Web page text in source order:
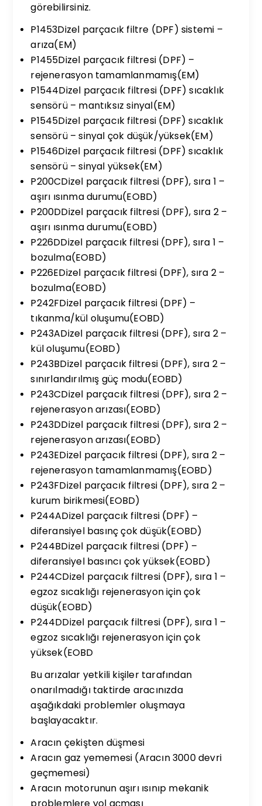
görebilirsiniz.
P1453Dizel parçacık filtre (DPF) sistemi –
arıza(EM)
P1455Dizel parçacık filtresi (DPF) –
rejenerasyon tamamlanmamış(EM)
P1544Dizel parçacık filtresi (DPF) sıcaklık
sensörü – mantıksız sinyal(EM)
P1545Dizel parçacık filtresi (DPF) sıcaklık
sensörü – sinyal çok düşük/yüksek(EM)
P1546Dizel parçacık filtresi (DPF) sıcaklık
sensörü – sinyal yüksek(EM)
P200CDizel parçacık filtresi (DPF), sıra 1 –
aşırı ısınma durumu(EOBD)
P200DDizel parçacık filtresi (DPF), sıra 2 –
aşırı ısınma durumu(EOBD)
P226DDizel parçacık filtresi (DPF), sıra 1 –
bozulma(EOBD)
P226EDizel parçacık filtresi (DPF), sıra 2 –
bozulma(EOBD)
P242FDizel parçacık filtresi (DPF) –
tıkanma/kül oluşumu(EOBD)
P243ADizel parçacık filtresi (DPF), sıra 2 –
kül oluşumu(EOBD)
P243BDizel parçacık filtresi (DPF), sıra 2 –
sınırlandırılmış güç modu(EOBD)
P243CDizel parçacık filtresi (DPF), sıra 2 –
rejenerasyon arızası(EOBD)
P243DDizel parçacık filtresi (DPF), sıra 2 –
rejenerasyon arızası(EOBD)
P243EDizel parçacık filtresi (DPF), sıra 2 –
rejenerasyon tamamlanmamış(EOBD)
P243FDizel parçacık filtresi (DPF), sıra 2 –
kurum birikmesi(EOBD)
P244ADizel parçacık filtresi (DPF) –
diferansiyel basınç çok düşük(EOBD)
P244BDizel parçacık filtresi (DPF) –
diferansiyel basıncı çok yüksek(EOBD)
P244CDizel parçacık filtresi (DPF), sıra 1 –
egzoz sıcaklığı rejenerasyon için çok
düşük(EOBD)
P244DDizel parçacık filtresi (DPF), sıra 1 –
egzoz sıcaklığı rejenerasyon için çok
yüksek(EOBD
Bu arızalar yetkili kişiler tarafından
onarılmadığı taktirde aracınızda
aşağıkdaki problemler oluşmaya
başlayacaktır.
Aracın çekişten düşmesi
Aracın gaz yememesi (Aracın 3000 devri
geçmemesi)
Aracın motorunun aşırı ısınıp mekanik